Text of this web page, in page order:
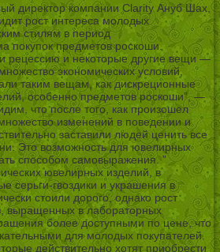
директор компании Clarity Ануб Шах,
рост интереса молодых
стилям в период
покупок предметов роскоши.
рецессию и некоторые другие вещи —
экономических условий,
таким вещам, как дискреционные
особенно предметов роскоши”, —
что после того, как произошел
изменений в поведении и
заставили людей ценить все
Это возможность для ювелирных
способом самовыражения. ”
ювелирных изделий, в
серьги-гвоздики и украшения в
стоили дорого, однако рост
выращенных в лабораторных
более доступными по цене, что
для молодых покупателей.
действительно хотят приобрести